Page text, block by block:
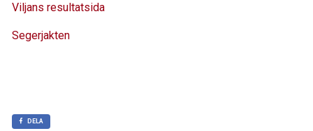
Viljans resultatsida
Segerjakten
DELA